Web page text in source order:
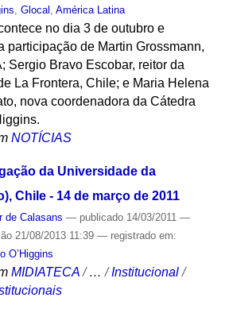
Glocal América Latina
no dia 3 de outubro e
participação de Martin Grossmann,
Sergio Bravo Escobar, reitor da
La Frontera, Chile; e Maria Helena
nova coordenadora da Cátedra
NOTÍCIAS
da Universidade da
Chile - 14 de março de 2011
de Calasans — publicado14/03/2011 —
21/08/2013 11:39 — registrado em:
O’Higgins
MIDIATECA /…/Institucional /